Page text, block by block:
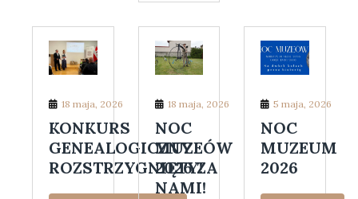
18 maja, 2026
KONKURS
GENEALOGICZNY
ROZSTRZYGNIĘTY!
18 maja, 2026
NOC
MUZEÓW
2026 ZA
NAMI!
5 maja, 2026
NOC
MUZEUM
2026